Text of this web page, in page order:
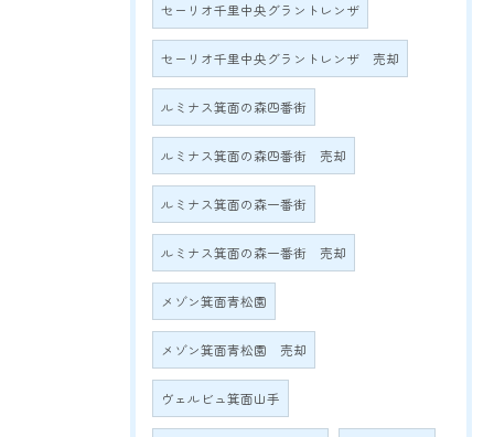
セーリオ千里中央グラントレンザ
セーリオ千里中央グラントレンザ 売却
ルミナス箕面の森四番街
ルミナス箕面の森四番街 売却
ルミナス箕面の森一番街
ルミナス箕面の森一番街 売却
メゾン箕面青松園
メゾン箕面青松園 売却
ヴェルビュ箕面山手